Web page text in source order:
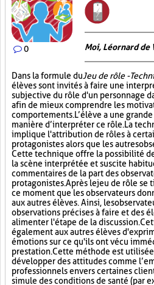
0 Moi, Léornard de
Dans la formule duJeu de rôle -
élèves sont invités à faire une
subjective du rôle d'un personnage
afin de mieux comprendre les
comportements. L’élève a une
manière d’interpréter ce rôle. La
implique l'attribution de rôles à
protagonistes alors que les autres
Cette technique offre la possibilité
la scène interprétée et suscite
commentaires de la part des
protagonistes. Après le jeu de rôle
ce moment que les observateurs
aux autres élèves. Ainsi, les
observations précises à faire et des
alimenter l'étape de la discussion.
également aux autres élèves
émotions sur ce qu'ils ont vécu
prestation. Cette méthode est
développer des attitudes comme
professionnels envers certaines
simule des conditions de santé (par